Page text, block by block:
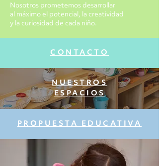
Nosotros prometemos desarrollar
al máximo el potencial, la creatividad
y la curiosidad de cada niño.
CONTACTO
NUESTROS
ESPACIOS
PROPUESTA EDUCATIVA